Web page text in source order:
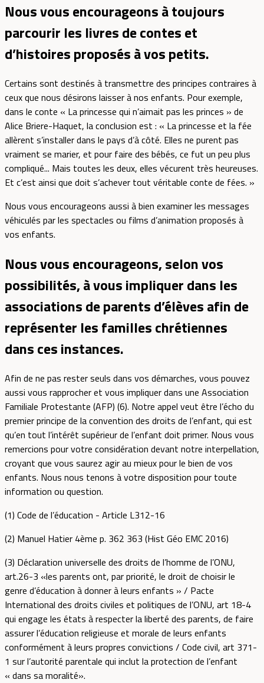
Nous vous encourageons à toujours
parcourir les livres de contes et
d’histoires proposés à vos petits.
Certains sont destinés à transmettre des principes contraires à
ceux que nous désirons laisser à nos enfants. Pour exemple,
dans le conte « La princesse qui n’aimait pas les princes » de
Alice Briere-Haquet, la conclusion est : « La princesse et la fée
allèrent s’installer dans le pays d’à côté. Elles ne purent pas
vraiment se marier, et pour faire des bébés, ce fut un peu plus
compliqué... Mais toutes les deux, elles vécurent très heureuses.
Et c’est ainsi que doit s’achever tout véritable conte de fées. »
Nous vous encourageons aussi à bien examiner les messages
véhiculés par les spectacles ou films d’animation proposés à
vos enfants.
Nous vous encourageons, selon vos
possibilités, à vous impliquer dans les
associations de parents d’élèves afin de
représenter les familles chrétiennes
dans ces instances.
Afin de ne pas rester seuls dans vos démarches, vous pouvez
aussi vous rapprocher et vous impliquer dans une Association
Familiale Protestante (AFP) (6). Notre appel veut être l’écho du
premier principe de la convention des droits de l’enfant, qui est
qu’en tout l’intérêt supérieur de l’enfant doit primer. Nous vous
remercions pour votre considération devant notre interpellation,
croyant que vous saurez agir au mieux pour le bien de vos
enfants. Nous nous tenons à votre disposition pour toute
information ou question.
(1) Code de l’éducation - Article L312-16
(2) Manuel Hatier 4ème p. 362 363 (Hist Géo EMC 2016)
(3) Déclaration universelle des droits de l’homme de l’ONU,
art.26-3 «les parents ont, par priorité, le droit de choisir le
genre d’éducation à donner à leurs enfants » / Pacte
International des droits civiles et politiques de l’ONU, art 18-4
qui engage les états à respecter la liberté des parents, de faire
assurer l’éducation religieuse et morale de leurs enfants
conformément à leurs propres convictions / Code civil, art 371-
1 sur l’autorité parentale qui inclut la protection de l’enfant
« dans sa moralité».